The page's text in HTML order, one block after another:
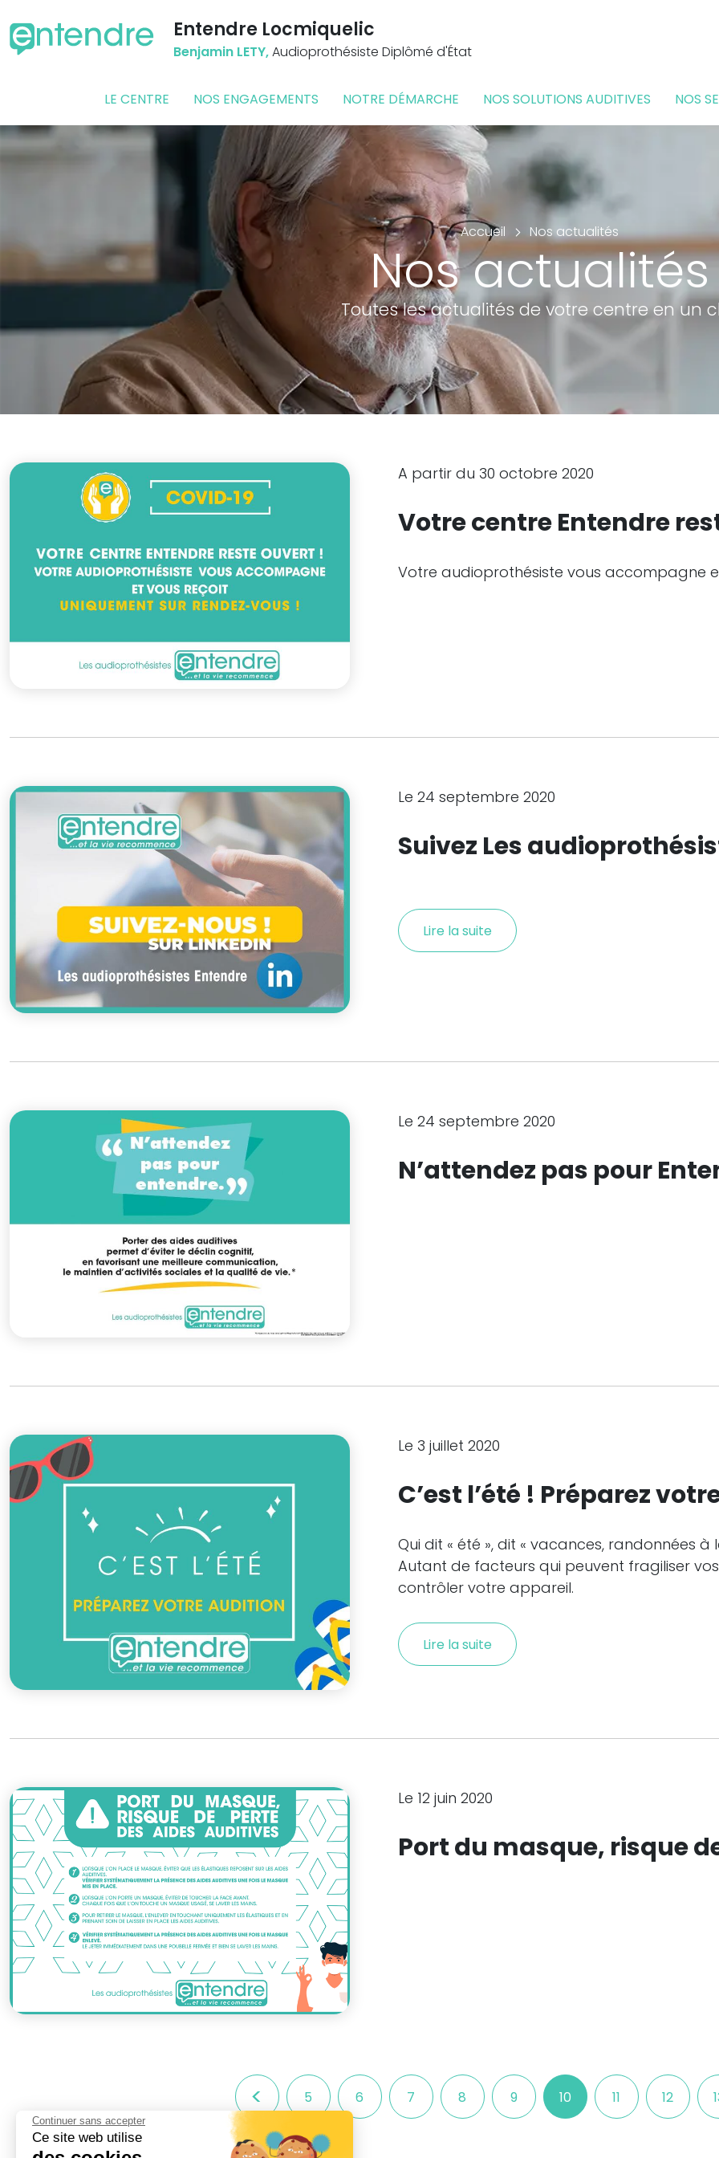
Continuer sans accepter
Ce site web utilise
Entendre Locmiquelic
Benjamin LETY,Audioprothésiste Diplômé d'État
LE CENTRE NOS ENGAGEMENTS NOTRE DÉMARCHE NOS SOLUTIONS AUDITIVES NOS
Accueil Nos actualités
Nos actualités
Toutes les actualités de votre centre en un
A partir du 30 octobre 2020
Votre centre Entendre
Votre audioprothésiste vous accompagne
Le 24 septembre 2020
Suivez Les
Lire la suite
Le 24 septembre 2020
N’attendez pas pour
Le 3 juillet 2020
C’est l’été ! Préparez
Qui dit « été », dit « vacances, randonnées
Autant de facteurs qui peuvent fragiliser
contrôler votre appareil.
Lire la suite
Le 12 juin 2020
Port du masque, risque
< 5 6 7 8 9 10 11 12